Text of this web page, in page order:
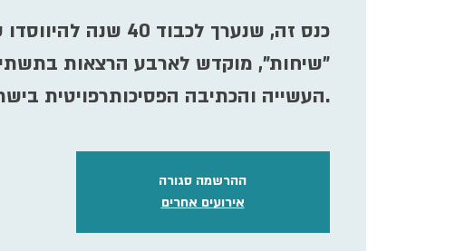
כנס זה, שנערך לכבוד 40
"שיחות", מוקדש לארבע הרצאות
העשייה והכתיבה הפסיכותרפויטית בישראל (ובעולם).
ההרשמה סגורה
אירועים אחרים